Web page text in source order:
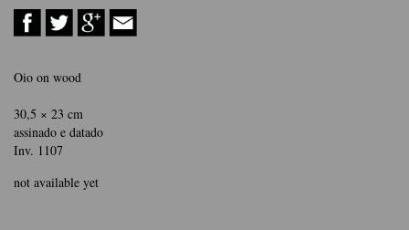
Oio on wood
30,5 × 23 cm
assinado e datado
Inv. 1107
not available yet